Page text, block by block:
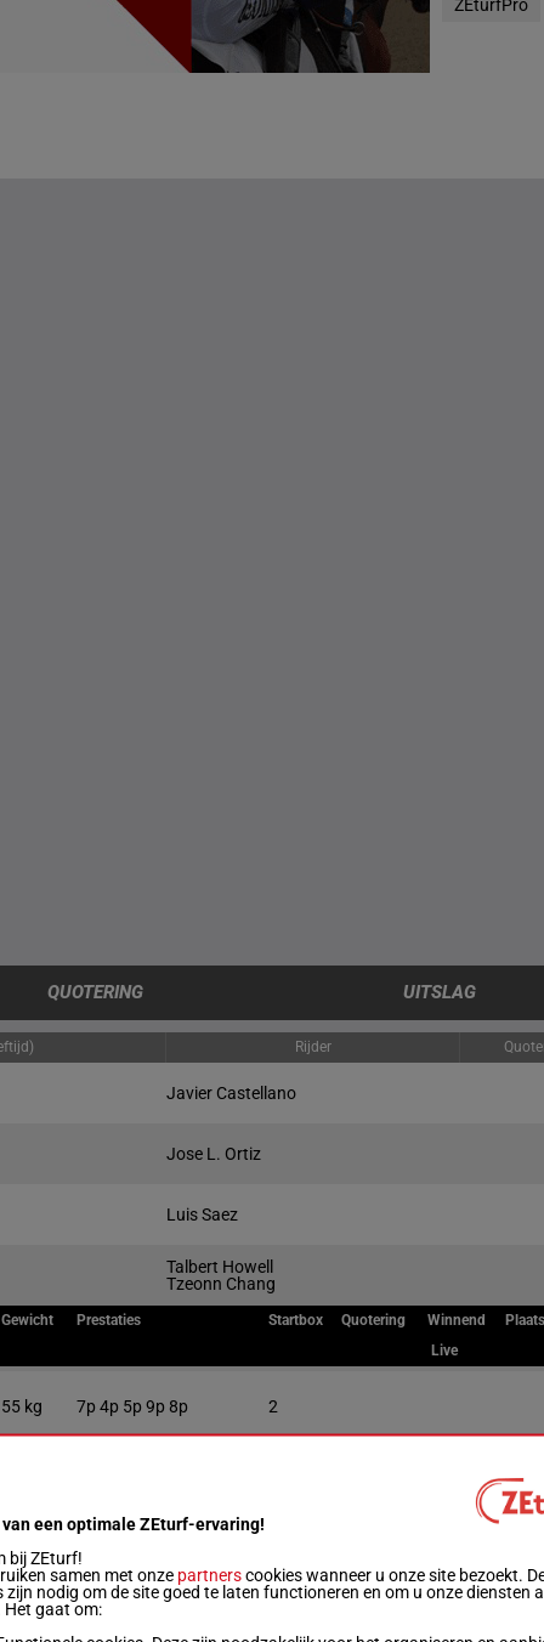
STATEN
ZEturfPro
QUOTERING UITSLAG
Rijder
Javier Castellano
Jose L. Ortiz
Luis Saez
Talbert Howell
Tzeonn Chang
Gewicht Prestaties Startbox Quotering Winnend
Plaats
Live
55 kg 7p 4p 5p 9p 8p 2
55 kg 5p 5p 2p 2p 6p
55 kg 5p 7p (20) 3p 2p 8p
een optimale ZEturf-ervaring!
bij ZEturf!
samen met onze partnerscookies wanneer u onze site bezoekt.
zijn nodig om de site goed te laten functioneren en om u onze diensten
Het gaat om: